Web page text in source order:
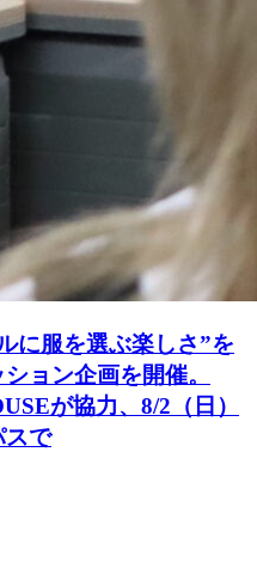
に服を選ぶ楽しさ”を
ョン企画を開催。
が協力、8/2（日）
スで